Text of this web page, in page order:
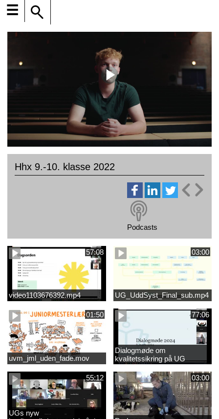
☰
Hhx 9.-10. klasse 2022
Podcasts
57:08
video1103676392.mp4
03:00
UG_UddSyst_Final_sub.mp4
01:50
uvm_jml_uden_fade.mov
77:06
Dialogmøde om
kvalitetssikring på UG
55:12
UGs nyw
03:00